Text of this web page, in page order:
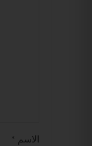
الاسم *